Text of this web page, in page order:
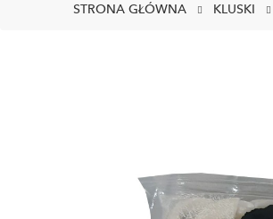
STRONA GŁÓWNA KLUSKI